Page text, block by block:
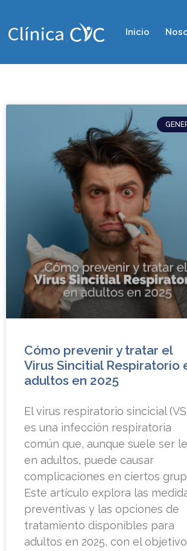
Inicio
Cómo prevenir y tratar el
Virus Sincitial Respiratorio
adultos en 2025
El virus respiratorio sincicial
es una infección respiratoria
común que, aunque suele ser
en adultos, puede causar
complicaciones en ciertos
Este artículo explora las
preventivas y las opciones de
tratamiento disponibles para
adultos en 2025, con el objetivo